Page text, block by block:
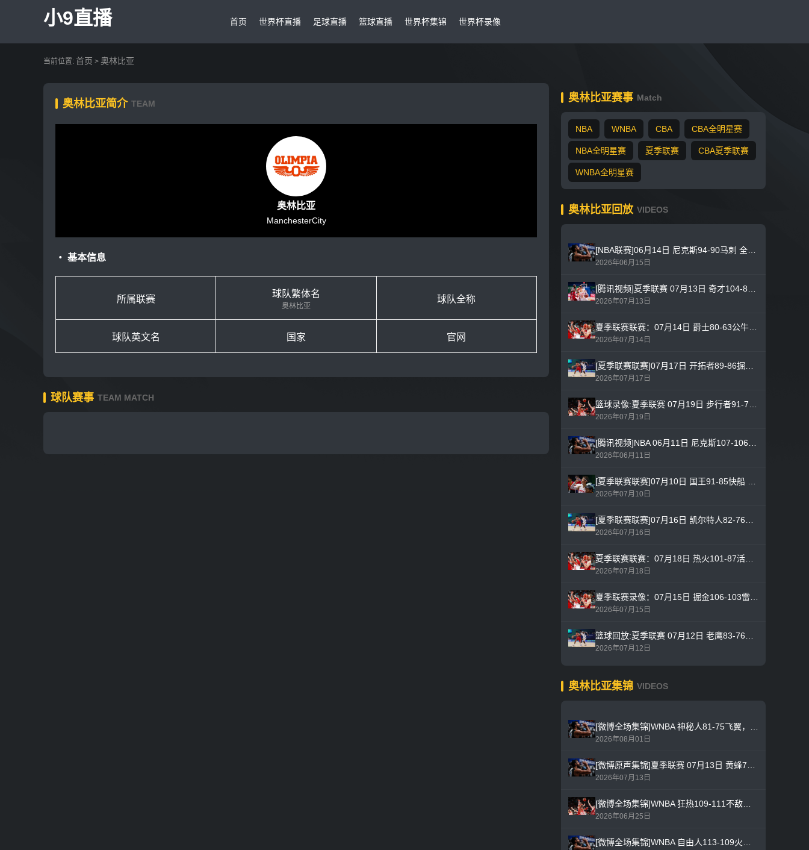
小9直播 首页 世界杯直播 足球直播 篮球直播 世界杯集锦 世界杯录像
当前位置: 首页 > 奥林比亚
奥林比亚简介 TEAM
奥林比亚
ManchesterCity
・ 基本信息
所属联赛 球队繁体名
奥林比亚
球队全称
球队英⽂名 国家 官⽹
球队赛事 TEAM MATCH
奥林比亚赛事 Match
NBA WNBA CBA CBA全明星赛
NBA全明星赛 夏季联赛 CBA夏季联赛
WNBA全明星赛
奥林比亚回放 VIDEOS
2026年06月15日
2026年07月13日
2026年07月14日
2026年07月17日
2026年07月19日
2026年06月11日
2026年07月10日
2026年07月16日
2026年07月18日
2026年07月15日
2026年07月12日
奥林比亚集锦 VIDEOS
2026年08月01日
2026年07月13日
2026年06月25日